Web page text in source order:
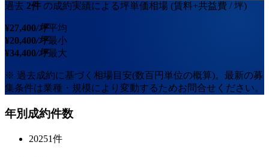
過去 2件 の成約実績による坪単価相場 (賃料+共益費 / 坪)
¥27,400/坪平均
¥20,400/坪最小
¥34,400/坪最大
※ 過去成約に基づく相場目安(数百円単位の概算)。最新の募
集条件は業種・規模により変動するためお問合せください。
年別成約件数
20251件